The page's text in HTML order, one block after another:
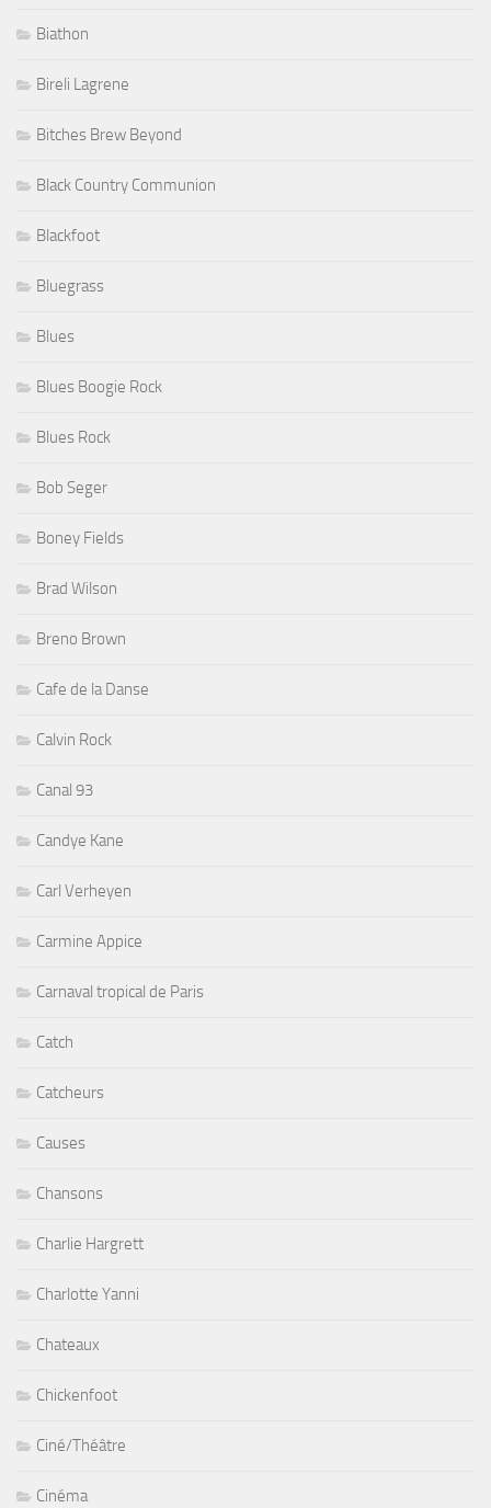
Biathon
Bireli Lagrene
Bitches Brew Beyond
Black Country Communion
Blackfoot
Bluegrass
Blues
Blues Boogie Rock
Blues Rock
Bob Seger
Boney Fields
Brad Wilson
Breno Brown
Cafe de la Danse
Calvin Rock
Canal 93
Candye Kane
Carl Verheyen
Carmine Appice
Carnaval tropical de Paris
Catch
Catcheurs
Causes
Chansons
Charlie Hargrett
Charlotte Yanni
Chateaux
Chickenfoot
Ciné/Théâtre
Cinéma